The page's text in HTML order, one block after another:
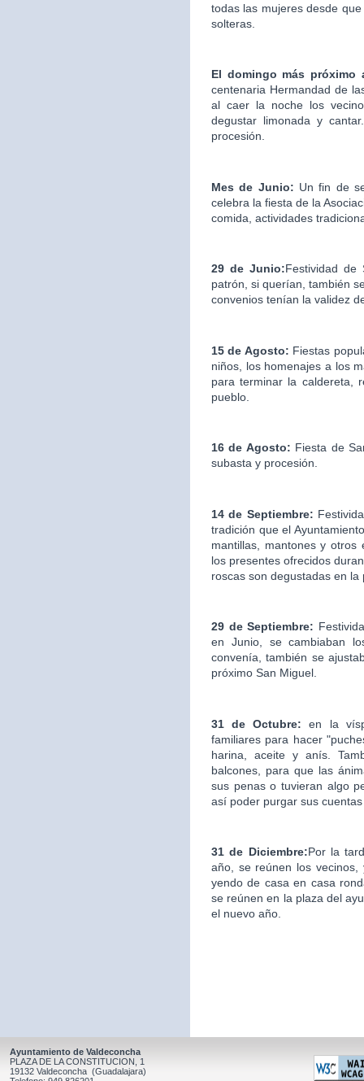
todas las mujeres desde
solteras.
El domingo más
centenaria Hermandad de
al caer la noche los
degustar limonada y
procesión.
Mes de Junio: Un fin de
celebra la fiesta de la
comida, actividades
29 de Junio:Festividad de
patrón, si querían, también
convenios tenían la validez
15 de Agosto: Fiestas
niños, los homenajes a los
para terminar la caldereta,
pueblo.
16 de Agosto: Fiesta de
subasta y procesión.
14 de Septiembre:
tradición que el
mantillas, mantones y
los presentes ofrecidos
roscas son degustadas en
29 de Septiembre:
en Junio, se cambiaban
convenía, también se
próximo San Miguel.
31 de Octubre:en la
familiares para hacer
harina, aceite y anís.
balcones, para que las
sus penas o tuvieran algo
así poder purgar sus
31 de Diciembre:Por la
año, se reúnen los
yendo de casa en casa
se reúnen en la plaza del
el nuevo año.
Ayuntamiento de Valdeconcha
PLAZA DE LA CONSTITUCION, 1
19132 Valdeconcha (Guadalajara)